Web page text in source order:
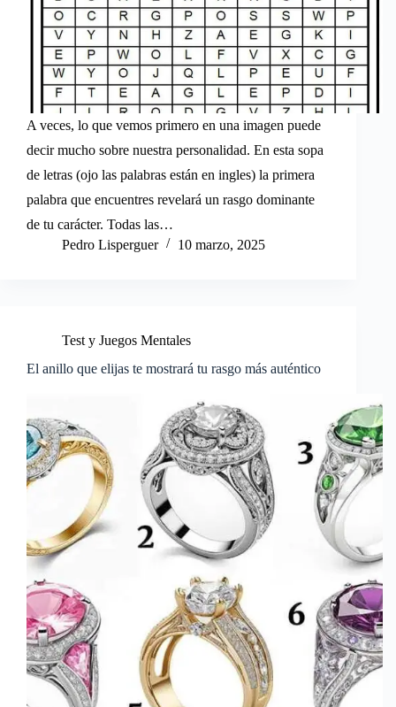
A veces, lo que vemos primero en una imagen puede
decir mucho sobre nuestra personalidad. En esta sopa
de letras (ojo las palabras están en ingles) la primera
palabra que encuentres revelará un rasgo dominante
de tu carácter. Todas las…
Pedro Lisperguer
10 marzo, 2025
Test y Juegos Mentales
El anillo que elijas te mostrará tu rasgo más auténtico